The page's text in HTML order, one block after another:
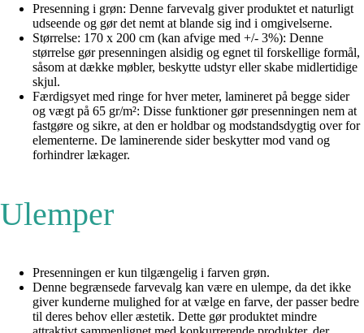
Presenning i grøn: Denne farvevalg giver produktet et naturligt
udseende og gør det nemt at blande sig ind i omgivelserne.
Størrelse: 170 x 200 cm (kan afvige med +/- 3%): Denne
størrelse gør presenningen alsidig og egnet til forskellige formål,
såsom at dække møbler, beskytte udstyr eller skabe midlertidige
skjul.
Færdigsyet med ringe for hver meter, lamineret på begge sider
og vægt på 65 gr/m²: Disse funktioner gør presenningen nem at
fastgøre og sikre, at den er holdbar og modstandsdygtig over for
elementerne. De laminerende sider beskytter mod vand og
forhindrer lækager.
Ulemper
Presenningen er kun tilgængelig i farven grøn.
Denne begrænsede farvevalg kan være en ulempe, da det ikke
giver kunderne mulighed for at vælge en farve, der passer bedre
til deres behov eller æstetik. Dette gør produktet mindre